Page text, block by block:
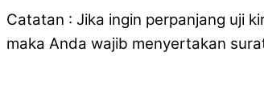
Catatan : Jika ingin perpanjang uji
maka Anda wajib menyertakan